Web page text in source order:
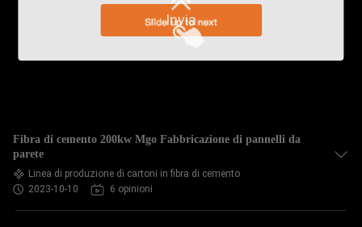
Invia
Fibra di cemento 200kw Mgo Fabbricazione di pannelli da
parete
Linea di produzione di cartoni in fibra di cemento
2023-10-10
6 opinioni